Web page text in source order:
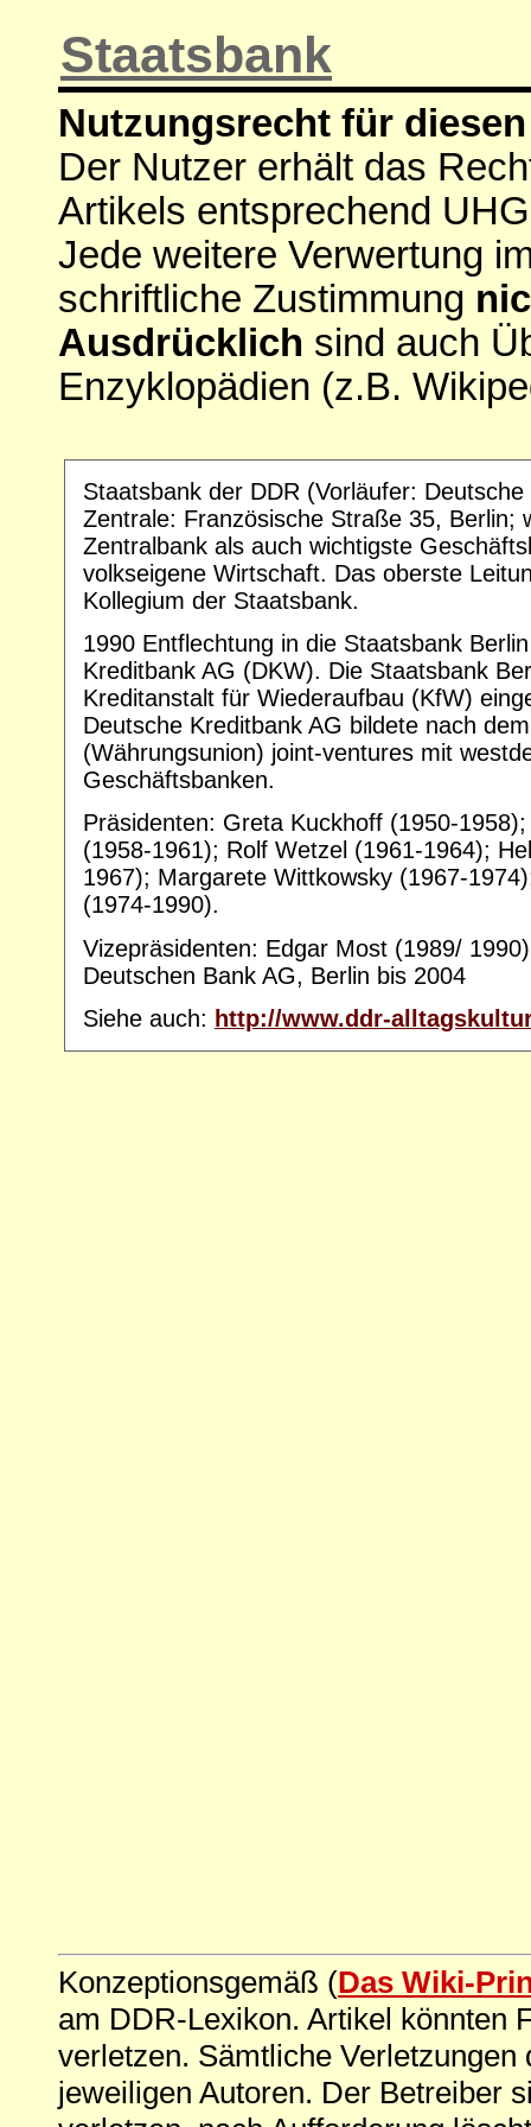
Staatsbank
Nutzungsrecht für
Der Nutzer erhält das
Artikels entsprechend
Jede weitere Verwertung
schriftliche Zustimmung
Ausdrücklich sind auch
Enzyklopädien (z.B.
Staatsbank der DDR (Vorläufer:
Zentrale: Französische Straße 35, Berlin;
Zentralbank als auch wichtigste
volkseigene Wirtschaft. Das oberste
Kollegium der Staatsbank.
1990 Entflechtung in die Staatsbank
Kreditbank AG (DKW). Die Staatsbank
Kreditanstalt für Wiederaufbau (KfW)
Deutsche Kreditbank AG bildete nach
(Währungsunion) joint-ventures mit
Geschäftsbanken.
Präsidenten: Greta Kuckhoff (1950-
(1958-1961); Rolf Wetzel (1961-1964);
1967); Margarete Wittkowsky (1967-
(1974-1990).
Vizepräsidenten: Edgar Most (1989/
Deutschen Bank AG, Berlin bis 2004
Siehe auch: http://www.ddr-
Konzeptionsgemäß (Das Wiki-
am DDR-Lexikon. Artikel könnten
verletzen. Sämtliche
jeweiligen Autoren. Der Betreiber